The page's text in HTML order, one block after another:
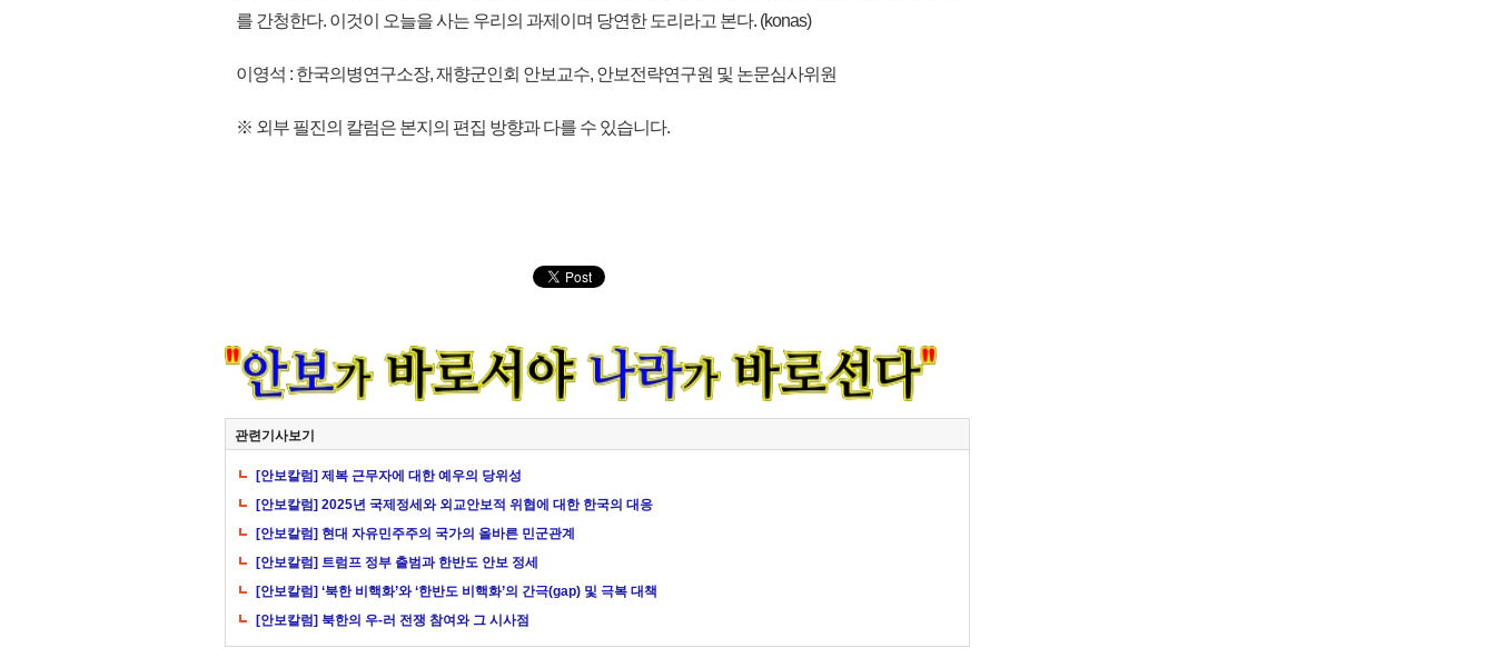
를 간청한다. 이것이 오늘을 사는 우리의 과제이며 당연한 도리라고 본다. (konas)
이영석 : 한국의병연구소장, 재향군인회 안보교수, 안보전략연구원 및 논문심사위원
※ 외부 필진의 칼럼은 본지의 편집 방향과 다를 수 있습니다.
관련기사보기
[안보칼럼] 제복 근무자에 대한 예우의 당위성
[안보칼럼] 2025년 국제정세와 외교안보적 위협에 대한 한국의 대응
[안보칼럼] 현대 자유민주주의 국가의 올바른 민군관계
[안보칼럼] 트럼프 정부 출범과 한반도 안보 정세
[안보칼럼] ‘북한 비핵화’와 ‘한반도 비핵화’의 간극(gap) 및 극복 대책
[안보칼럼] 북한의 우-러 전쟁 참여와 그 시사점